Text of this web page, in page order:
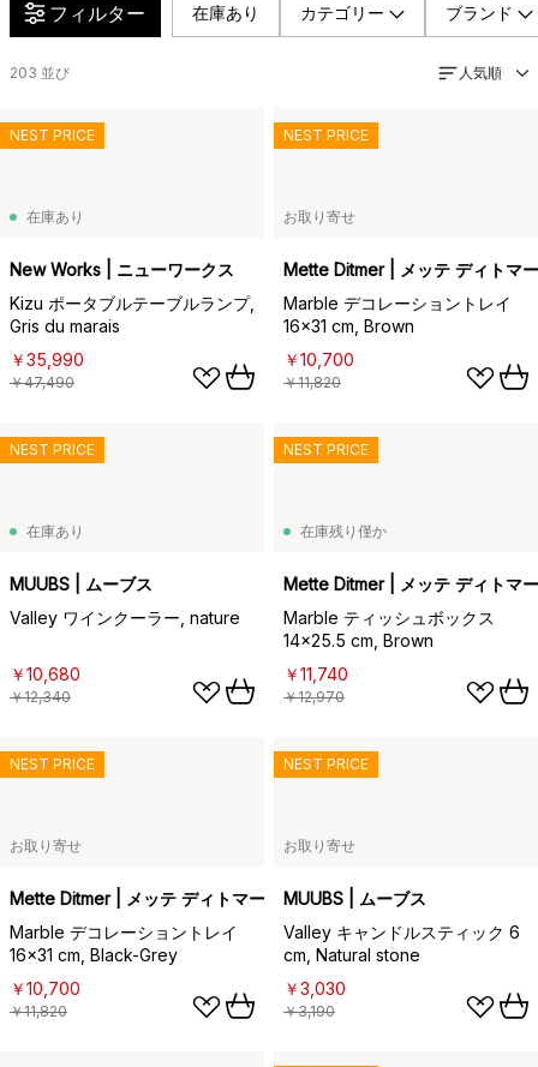
フィルター 在庫あり カテゴリー ブランド
203 並び 人気順
在庫あり
New Works | ニューワークス
Kizu ポータブルテーブルランプ,
Gris du marais
￥35,990
￥47,490
NEST PRICE
お取り寄せ
Mette Ditmer | メッテ ディトマー
Marble デコレーショントレイ
16x31 cm, Brown
￥10,700
￥11,820
NEST PRICE
在庫あり
MUUBS | ムーブス
Valley ワインクーラー, nature
￥10,680
￥12,340
NEST PRICE
在庫残り僅か
Mette Ditmer | メッテ ディトマー
Marble ティッシュボックス
14x25.5 cm, Brown
￥11,740
￥12,970
NEST PRICE
お取り寄せ
Mette Ditmer | メッテ ディトマー
Marble デコレーショントレイ
16x31 cm, Black-Grey
￥10,700
￥11,820
NEST PRICE
お取り寄せ
MUUBS | ムーブス
Valley キャンドルスティック 6
cm, Natural stone
￥3,030
￥3,190
NEST PRICE